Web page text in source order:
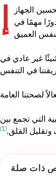
الجهاز
مهمًا في
غير عادي في
التي تجمع بين
وتقليل القلق.(1)
ذات صلة